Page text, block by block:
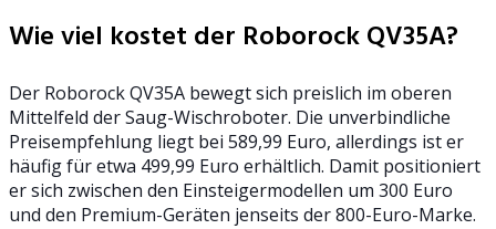
Wie viel kostet der Roborock QV35A?
Der Roborock QV35A bewegt sich preislich im oberen
Mittelfeld der Saug-Wischroboter. Die unverbindliche
Preisempfehlung liegt bei 589,99 Euro, allerdings ist er
häufig für etwa 499,99 Euro erhältlich. Damit positioniert
er sich zwischen den Einsteigermodellen um 300 Euro
und den Premium-Geräten jenseits der 800-Euro-Marke.